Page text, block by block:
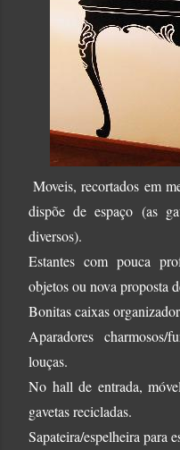
Moveis, recortados em
dispõe de espaço (as
diversos).
Estantes com pouca
objetos ou nova proposta
Bonitas caixas
Aparadores charmosos/
louças.
No hall de entrada,
gavetas recicladas.
Sapateira/espelheira para